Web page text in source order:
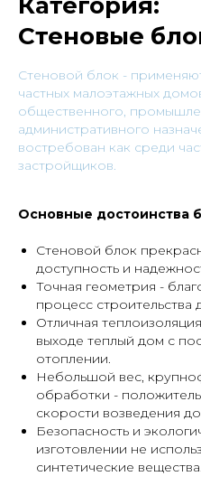
Стеновые
Cтеновой блок -
частных малоэтажных
общественного,
административного
востребован как среди
застройщиков.
Основные достоинства
Стеновой блок
доступность и
Точная геометрия -
процесс строительства
Отличная
выходе теплый дом с
отоплении.
Небольшой вес,
обработки -
скорости возведения
Безопасность и
изготовлении не
синтетические вещества.